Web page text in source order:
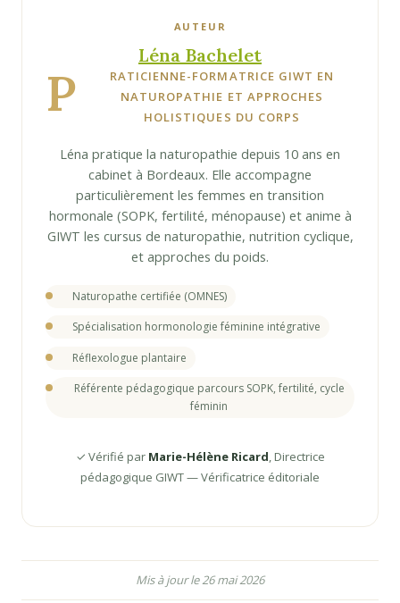
AUTEUR
Léna Bachelet
P
RATICIENNE-FORMATRICE GIWT EN
NATUROPATHIE ET APPROCHES
HOLISTIQUES DU CORPS
Léna pratique la naturopathie depuis 10 ans en
cabinet à Bordeaux. Elle accompagne
particulièrement les femmes en transition
hormonale (SOPK, fertilité, ménopause) et anime à
GIWT les cursus de naturopathie, nutrition cyclique,
et approches du poids.
Naturopathe certifiée (OMNES)
Spécialisation hormonologie féminine intégrative
Réflexologue plantaire
Référente pédagogique parcours SOPK, fertilité, cycle
féminin
✓ Vérifié par Marie-Hélène Ricard, Directrice
pédagogique GIWT — Vérificatrice éditoriale
Mis à jour le 26 mai 2026